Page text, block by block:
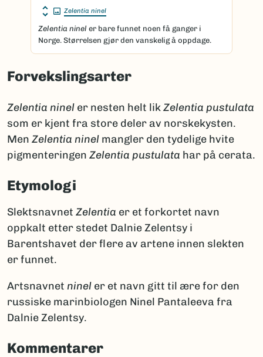
Zelentia ninel
Zelentia ninel er bare funnet noen få ganger i
Norge. Størrelsen gjør den vanskelig å oppdage.
Forvekslingsarter
Zelentia ninel er nesten helt likZelentia pustulata
som er kjent fra store deler av norskekysten.
Men Zelentia ninel mangler den tydelige hvite
pigmenteringen Zelentia pustulata har på cerata.
Etymologi
Slektsnavnet Zelentia er et forkortet navn
oppkalt etter stedet Dalnie Zelentsy i
Barentshavet der flere av artene innen slekten
er funnet.
Artsnavnet ninel er et navn gitt til ære for den
russiske marinbiologen Ninel Pantaleeva fra
Dalnie Zelentsy.
Kommentarer